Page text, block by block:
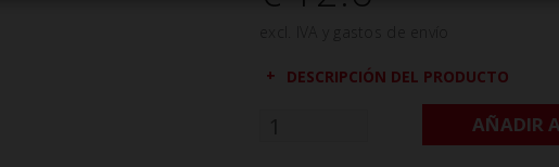
DESCRIPCIÓN DEL PRODUCTO
AÑADIR